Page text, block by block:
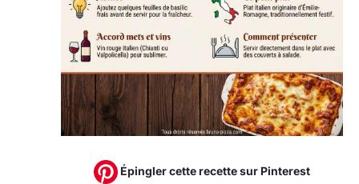
Épingler cette recette sur Pinterest